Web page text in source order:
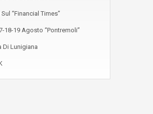
“Financial Times”
18-19 Agosto “Pontremoli”
Di Lunigiana